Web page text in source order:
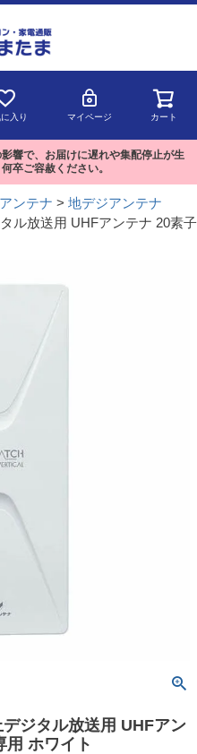
入り マイページ カート
響で、お届けに遅れや集配停止が生
卒ご容赦ください。
アンテナ
地デジアンテナ
ル放送用 UHFアンテナ 20素子
ジタル放送用 UHFアン
用 ホワイト